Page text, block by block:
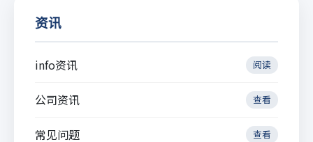
资讯
info资讯 阅读
公司资讯 查看
常见问题 查看